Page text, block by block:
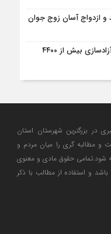
ازدواج آسان زوج جوان
تحقق جهش عمرانی در بابل؛ تملک و آزادسازی بیش از ۴۴۰۰
در بزرگترین شهرستان استان
و مطالبه گری را میان مردم و
شود.تمامی حقوق مادی و معنوی
و استفاده از مطالب با ذکر